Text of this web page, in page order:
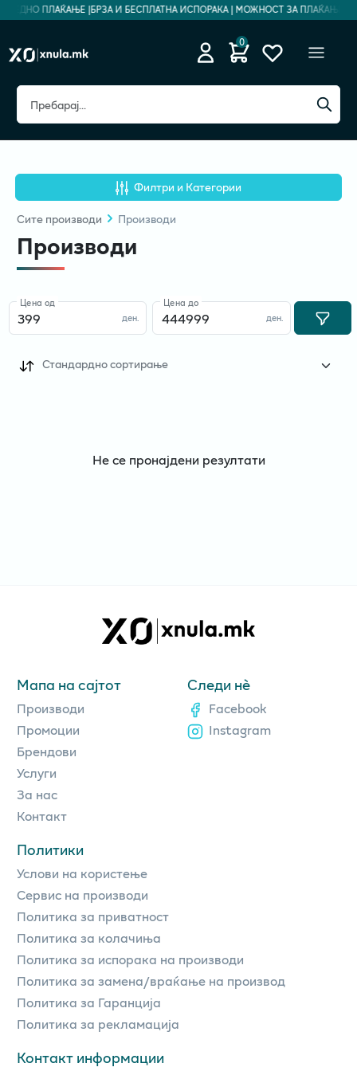
ПЛАЌАЊЕ | БРЗА И БЕСПЛАТНА ИСПОРАКА | МОЖНОСТ ЗА ПЛАЌАЊЕ
0
Филтри и Категории
Ситепроизводи Производи
Производи
ден.
Цена од
ден.
Цена до
Стандардно сортирање
Не се пронајдени резултати
Мапа на сајтот
Производи
Промоции
Брендови
Услуги
За нас
Контакт
Политики
Услови на користење
Сервис на производи
Политика за приватност
Политика за колачиња
Политика за испорака на производи
Политика за замена/враќање на производ
Политика за Гаранција
Политика за рекламација
Контакт информации
Следи нè
Facebook
Instagram